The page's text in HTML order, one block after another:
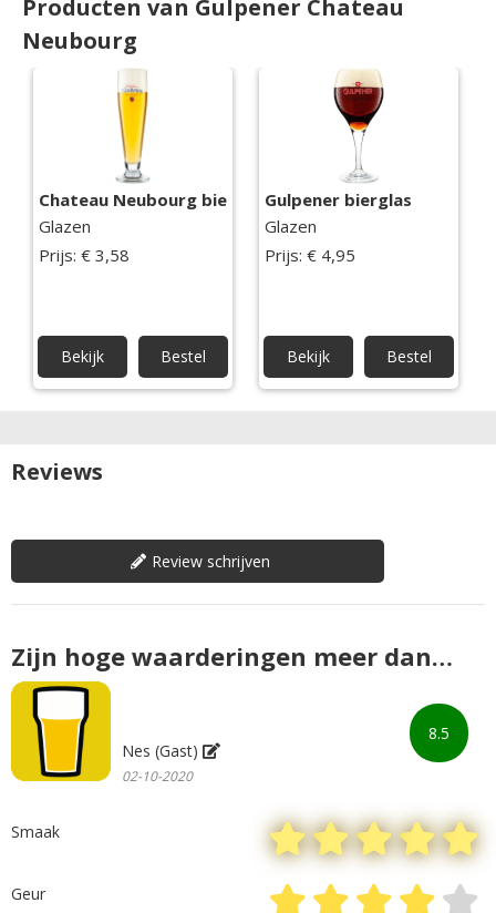
Producten van Gulpener Chateau
Neubourg
Chateau Neubourg bierglas
Glazen
Prijs: € 3,58
Bekijk Bestel
Gulpener bierglas
Glazen
Prijs: € 4,95
Bekijk Bestel
Reviews
Review schrijven
8.5
Zijn hoge waarderingen meer dan
waard
Nes (Gast)
02-10-2020
Smaak
Geur